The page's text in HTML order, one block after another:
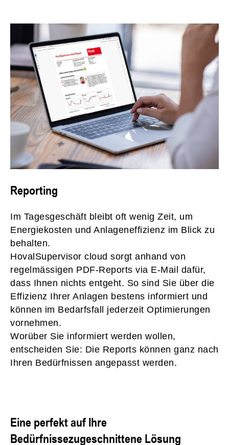
Reporting
Im Tagesgeschäft bleibt oft wenig Zeit, um
Energiekosten und Anlageneffizienz im Blick zu
behalten.
HovalSupervisor cloud sorgt anhand von
regelmässigen PDF-Reports via E-Mail dafür,
dass Ihnen nichts entgeht. So sind Sie über die
Effizienz Ihrer Anlagen bestens informiert und
können im Bedarfsfall jederzeit Optimierungen
vornehmen.
Worüber Sie informiert werden wollen,
entscheiden Sie: Die Reports können ganz nach
Ihren Bedürfnissen angepasst werden.
Eine perfekt auf Ihre
Bedürfnissezugeschnittene Lösung